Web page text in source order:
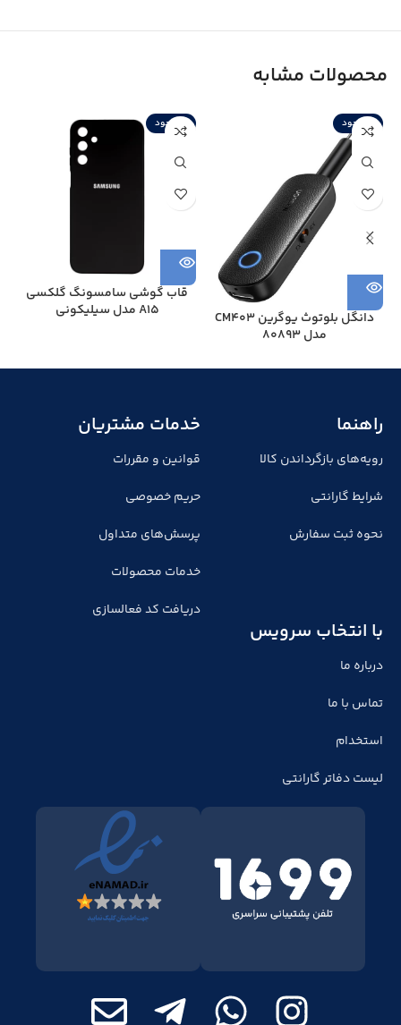
محصولات مشابه
ناموجود
دانگل بلوتوث یوگرین CM403
مدل 80893
ناموجود
قاب گوشی سامسونگ گلکسی
A15 مدل سیلیکونی
راهنما
رویه‌های بازگرداندن کالا
شرایط گارانتی
نحوه ثبت سفارش
خدمات مشتریان
قوانین و مقررات
حریم خصوصی
پرسش‌های متداول
خدمات محصولات
دریافت کد فعالسازی
با انتخاب سرویس
درباره ما
تماس با ما
استخدام
لیست دفاتر گارانتی